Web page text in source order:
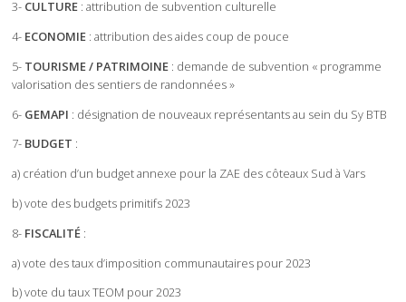
3- CULTURE: attribution de subvention culturelle
4- ECONOMIE: attribution des aides coup de pouce
5- TOURISME / PATRIMOINE: demande de subvention « programme
valorisation des sentiers de randonnées »
6- GEMAPI : désignation de nouveaux représentants au sein du Sy BTB
7- BUDGET :
a) création d’un budget annexe pour la ZAE des côteaux Sud à Vars
b) vote des budgets primitifs 2023
8- FISCALITÉ:
a) vote des taux d’imposition communautaires pour 2023
b) vote du taux TEOM pour 2023